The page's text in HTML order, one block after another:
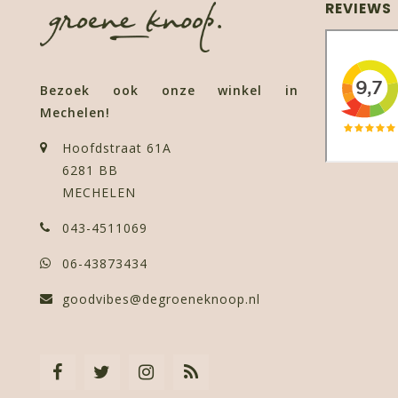
Bezoek ook onze winkel in
Mechelen!
Hoofdstraat 61A
6281 BB
MECHELEN
043-4511069
06-43873434
goodvibes@degroeneknoop.nl
REVIEWS